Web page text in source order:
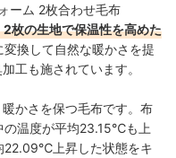
ーム 2枚合わせ毛布
枚の生地で保温性を高めた
換して自然な暖かさを提
工も施されています。
かさを保つ毛布です。布
の温度が平均23.15℃も上
22.09℃上昇した状態をキ